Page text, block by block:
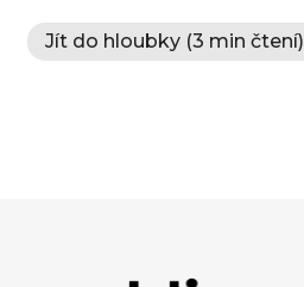
Jít do hloubky (3 min čtení)